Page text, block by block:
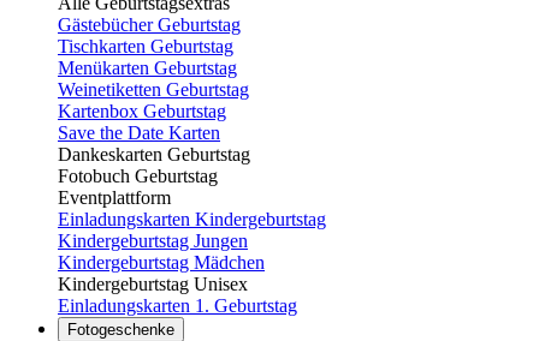
Gästebücher Geburtstag
Tischkarten Geburtstag
Menükarten Geburtstag
Weinetiketten Geburtstag
Kartenbox Geburtstag
Save the Date Karten
Dankeskarten Geburtstag
Fotobuch Geburtstag
Eventplattform
Einladungskarten Kindergeburtstag
Kindergeburtstag Jungen
Kindergeburtstag Mädchen
Kindergeburtstag Unisex
Einladungskarten 1. Geburtstag
Fotogeschenke